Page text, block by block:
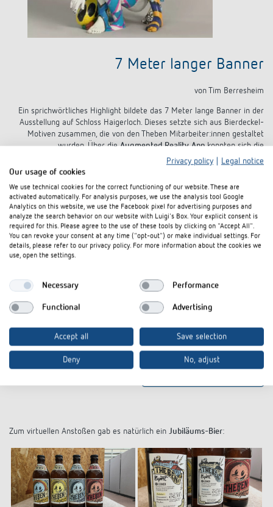
7 Meter langer Banner
von Tim Berresheim
Ein sprichwörtliches Highlight bildete das 7 Meter lange Banner in der
Ausstellung auf Schloss Haigerloch. Dieses setzte sich aus Bierdeckel-
Motiven zusammen, die von den Theben Mitarbeiter:innen gestaltet
wurden. Über dieAugmented Reality Appkonnten sich die
Ausstellungsbesucher vor Ort auf einige Überraschungen freuen:
Smartphone App
"TB – Theben 100 AR"
TimBerresheim@Theben
Zum virtuellen Anstoßen gab es natürlich ein Jubiläums-Bier:
Privacy policy
Legal notice
Our usage of cookies
We use technical cookies for the correct functioning of our website. These are
activated automatically. For analysis purposes, we use the analysis tool Google
Analytics on this website, we use the Facebook pixel for advertising purposes and
analyze the search behavior on our website with Luigi's Box. Your explicit consent is
required for this. Please agree to the use of these tools by clicking on "Accept All".
You can revoke your consent at any time ("opt-out") or make individual settings. For
details, please refer to our privacy policy. For more information about the cookies we
use, open the settings.
Necessary Performance
Functional Advertising
Accept all Save selection
Deny No, adjust